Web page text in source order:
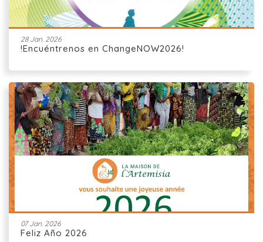
28 Jan. 2026
!Encuéntrenos en ChangeNOW2026!
07 Jan. 2026
Feliz Año 2026